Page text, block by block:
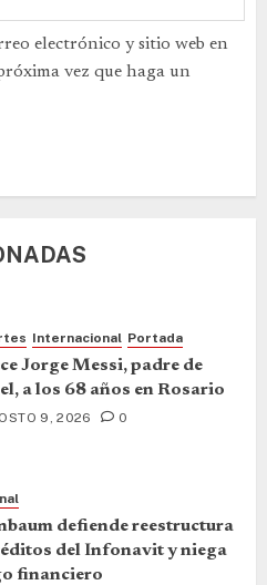
electrónico y sitio web en
vez que haga un
Internacional Portada
Jorge Messi, padre de
a los 68 años en Rosario
9, 2026 0
defiende reestructura
del Infonavit y niega
financiero